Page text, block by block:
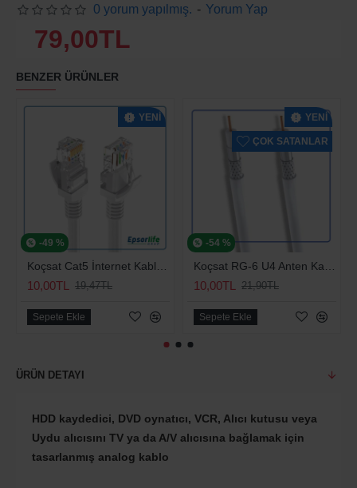
0 yorum yapılmış. - Yorum Yap
79,00TL
BENZER ÜRÜNLER
YENI
-49 %
10,00TL 19,47TL
Sepete Ekle
YENI
ÇOK SATANLAR
-54 %
10,00TL 21,90TL
Sepete Ekle
ÜRÜN DETAYI
HDD kaydedici, DVD oynatıcı, VCR, Alıcı kutusu veya
Uydu alıcısını TV ya da A/V alıcısına bağlamak için
tasarlanmış analog kablo